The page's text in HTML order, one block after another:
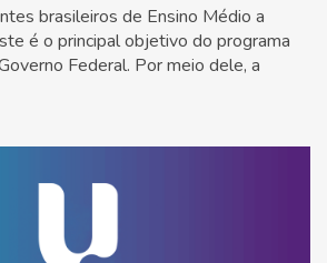
brasileiros de Ensino Médio a
é o principal objetivo do programa
Federal. Por meio dele, a